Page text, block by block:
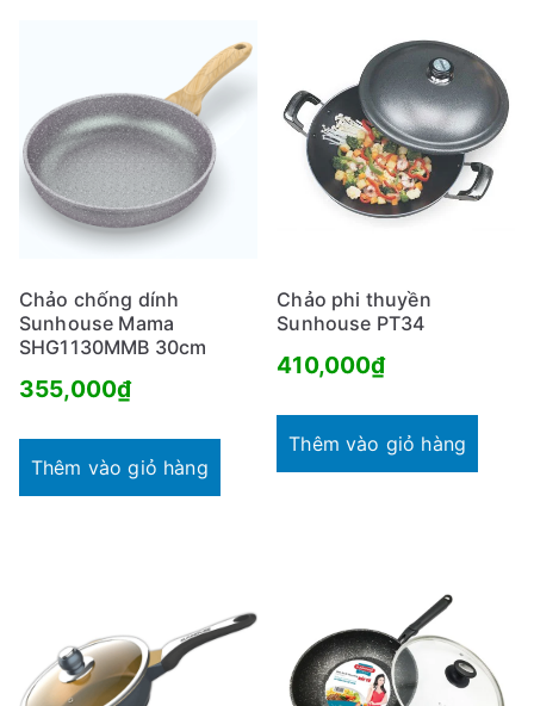
Chảo chống dính
Sunhouse Mama
SHG1130MMB 30cm
355,000₫
Thêm vào giỏ hàng
Chảo phi thuyền
Sunhouse PT34
410,000₫
Thêm vào giỏ hàng